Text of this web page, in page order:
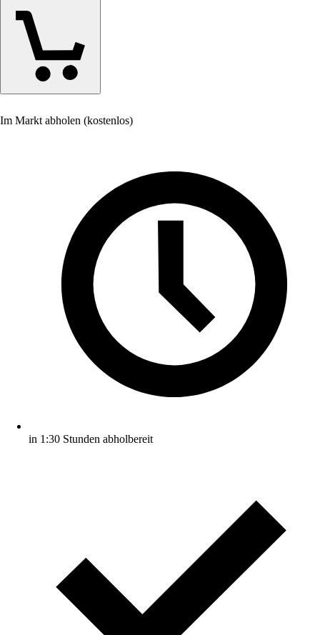
Im Markt abholen (kostenlos)
in 1:30 Stunden abholbereit